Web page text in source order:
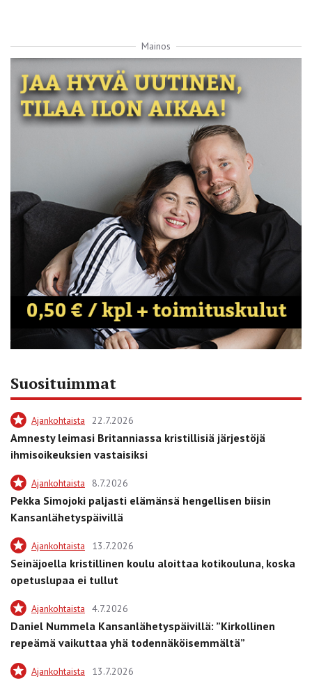
Mainos
Suosituimmat
Ajankohtaista 22.7.2026
Amnesty leimasi Britanniassa kristillisiä järjestöjä
ihmisoikeuksien vastaisiksi
Ajankohtaista 8.7.2026
Pekka Simojoki paljasti elämänsä hengellisen biisin
Kansanlähetyspäivillä
Ajankohtaista 13.7.2026
Seinäjoella kristillinen koulu aloittaa kotikouluna, koska
opetuslupaa ei tullut
Ajankohtaista 4.7.2026
Daniel Nummela Kansanlähetyspäivillä: ”Kirkollinen
repeämä vaikuttaa yhä todennäköisemmältä”
Ajankohtaista 13.7.2026